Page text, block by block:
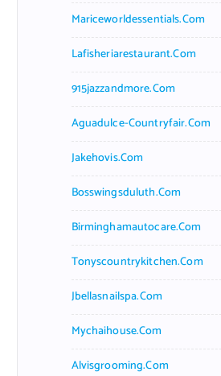
Mariceworldessentials.com
Lafisheriarestaurant.com
915jazzandmore.com
Aguadulce-Countryfair.com
Jakehovis.com
Bosswingsduluth.com
Birminghamautocare.com
Tonyscountrykitchen.com
Jbellasnailspa.com
Mychaihouse.com
Alvisgrooming.com